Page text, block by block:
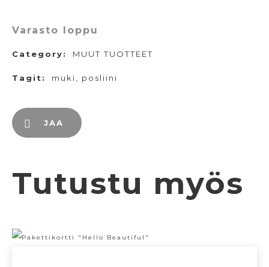
Varasto loppu
Category: MUUT TUOTTEET
Tagit: muki posliini
JAA
Tutustu myös